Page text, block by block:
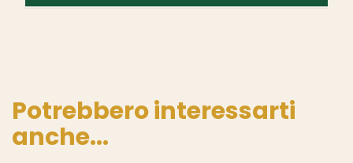
Potrebbero interessarti
anche...